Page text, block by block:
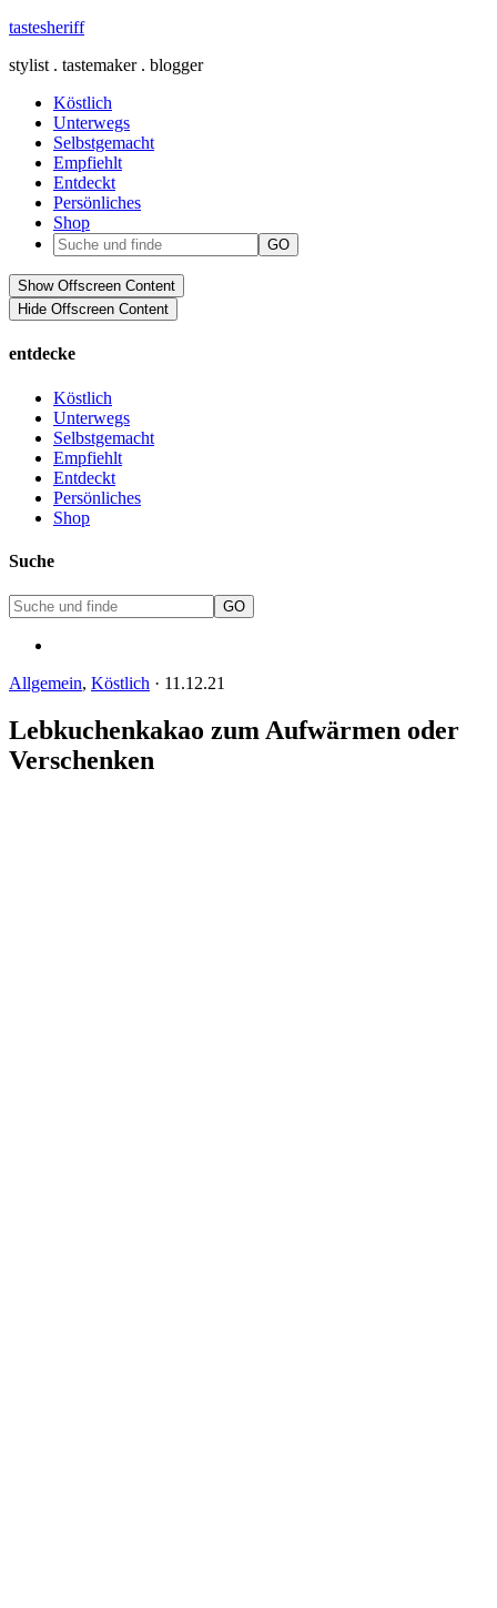
tastesheriff
stylist . tastemaker . blogger
Köstlich
Unterwegs
Selbstgemacht
Empfiehlt
Entdeckt
Persönliches
Shop
Show Offscreen Content
Hide Offscreen Content
entdecke
Köstlich
Unterwegs
Selbstgemacht
Empfiehlt
Entdeckt
Persönliches
Shop
Suche
Allgemein, Köstlich · 11.12.21
Lebkuchenkakao zum Aufwärmen oder
Verschenken